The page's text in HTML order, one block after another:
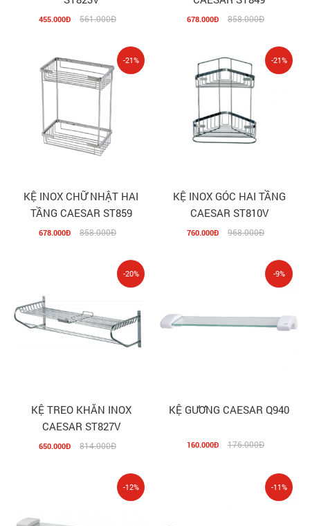
455.000Đ 561.000Đ 678.000Đ 858.000Đ
KỆ INOX CHỮ NHẬT HAI
TẦNG CAESAR ST859
678.000Đ 858.000Đ
-21%
KỆ INOX GÓC HAI TẦNG
CAESAR ST810V
760.000Đ 968.000Đ
-21%
KỆ TREO KHĂN INOX
CAESAR ST827V
650.000Đ 814.000Đ
-20%
KỆ GƯƠNG CAESAR Q940
160.000Đ 176.000Đ
-9%
-12% -11%